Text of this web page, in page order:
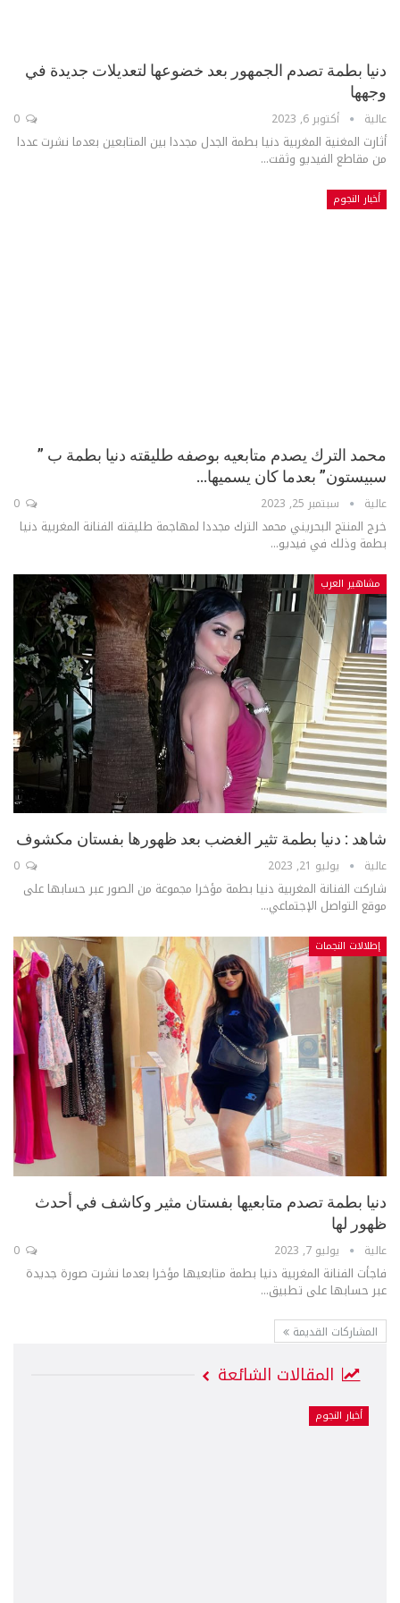
دنيا بطمة تصدم الجمهور بعد خضوعها لتعديلات جديدة في
وجهها
عالية أكتوبر 6, 2023
أثارت المغنية المغربية دنيا بطمة الجدل مجددا بين المتابعين بعدما نشرت عددا
من مقاطع الفيديو وثقت...
أخبار النجوم
محمد الترك يصدم متابعيه بوصفه طليقته دنيا بطمة ب ”
سبيستون” بعدما كان يسميها…
عالية سبتمبر 25, 2023
خرج المنتج البحريني محمد الترك مجددا لمهاجمة طليقته الفنانة المغربية دنيا
بطمة وذلك في فيديو...
مشاهير العرب
شاهد : دنيا بطمة تثير الغضب بعد ظهورها بفستان مكشوف
عالية يوليو 21, 2023
شاركت الفنانة المغربية دنيا بطمة مؤخرا مجموعة من الصور عبر حسابها على
موقع التواصل الإجتماعي...
إطلالات النجمات
دنيا بطمة تصدم متابعيها بفستان مثير وكاشف في أحدث
ظهور لها
عالية يوليو 7, 2023
فاجأت الفنانة المغربية دنيا بطمة متابعيها مؤخرا بعدما نشرت صورة جديدة
عبر حسابها على تطبيق...
المشاركات القديمة
المقالات الشائعة
أخبار النجوم